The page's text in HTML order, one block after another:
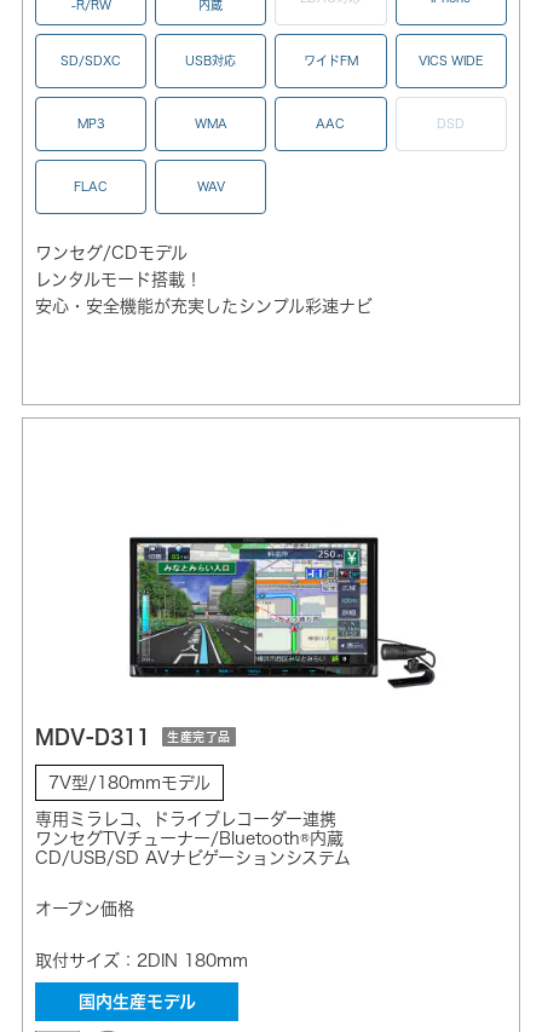
-R/RW 内蔵
SD/SDXC USB対応 ワイドFM VICS WIDE
MP3 WMA AAC DSD
FLAC WAV
ワンセグ/CDモデル
レンタルモード搭載！
安心・安全機能が充実したシンプル彩速ナビ
MDV-D311 生産完了品
7V型/180mmモデル
専用ミラレコ、ドライブレコーダー連携
ワンセグTVチューナー/Bluetooth®内蔵
CD/USB/SD AVナビゲーションシステム
オープン価格
取付サイズ：2DIN 180mm
国内生産モデル